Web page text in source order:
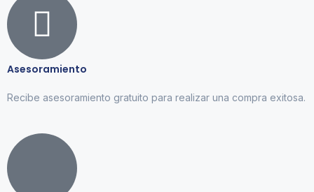
Asesoramiento
Recibe asesoramiento gratuito para realizar una compra exitosa.